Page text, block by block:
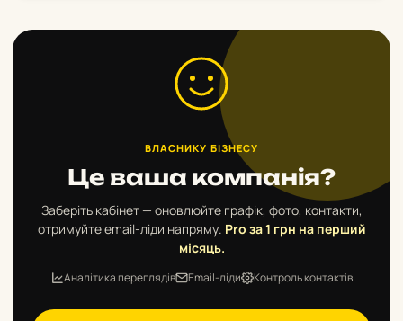
ВЛАСНИКУ БІЗНЕСУ
Це ваша компанія?
Заберіть кабінет — оновлюйте графік, фото, контакти,
отримуйте email-ліди напряму. Pro за 1 грн на перший
місяць.
Аналітика переглядів Email-ліди Контроль контактів